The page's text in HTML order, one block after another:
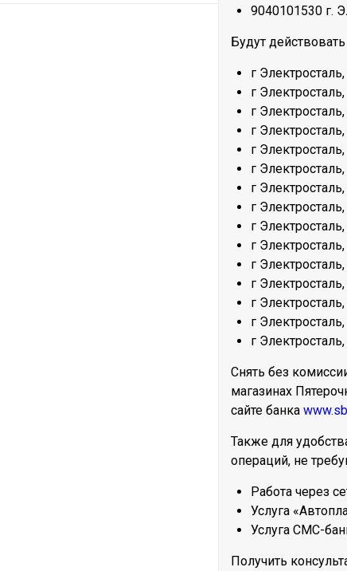
9040101530 г.
Будут
г
г
г
г
г
г
г
г
г
г
г
г
г
г
г
Снять без
магазинах
сайте банка
Также для
операций, не
Работа через
Услуга
Услуга СМС-
Получить